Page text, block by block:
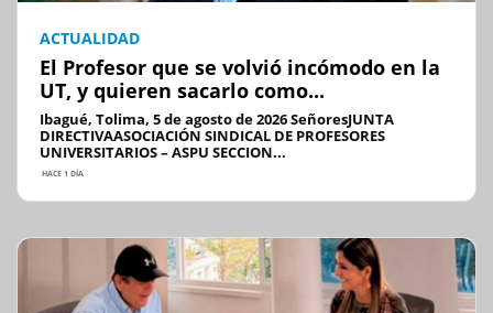
ACTUALIDAD
El Profesor que se volvió incómodo en la
UT, y quieren sacarlo como...
Ibagué, Tolima, 5 de agosto de 2026 SeñoresJUNTA
DIRECTIVAASOCIACIÓN SINDICAL DE PROFESORES
UNIVERSITARIOS – ASPU SECCION...
HACE 1 DÍA